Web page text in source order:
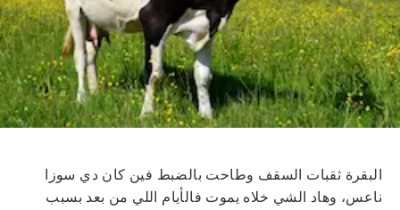
البقرة ثقبات السقف وطاحت بالضبط فين كان دي سوزا
ناعس، وهاد الشي خلاه يموت فالأيام اللي من بعد بسبب